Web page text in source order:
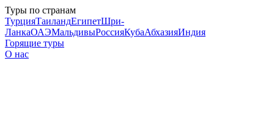
Туры по странам
ТурцияТаиландЕгипетШри-
ЛанкаОАЭМальдивыРоссияКубаАбхазияИндия
Горящие туры
О нас